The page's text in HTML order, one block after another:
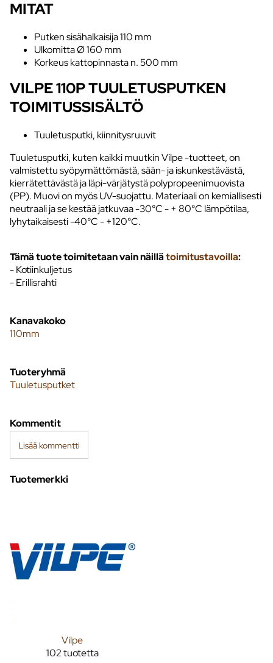
MITAT
Putken sisähalkaisija 110 mm
Ulkomitta Ø 160 mm
Korkeus kattopinnasta n. 500 mm
VILPE 110P TUULETUSPUTKEN
TOIMITUSSISÄLTÖ
Tuuletusputki, kiinnitysruuvit
Tuuletusputki, kuten kaikki muutkin Vilpe -tuotteet, on
valmistettu syöpymättömästä, sään- ja iskunkestävästä,
kierrätettävästä ja läpi-värjätystä polypropeenimuovista
(PP). Muovi on myös UV-suojattu. Materiaali on kemiallisesti
neutraali ja se kestää jatkuvaa -30°C - + 80°C lämpötilaa,
lyhytaikaisesti -40°C - +120°C.
Tämä tuote toimitetaan vain näillätoimitustavoilla:
- Kotiinkuljetus
- Erillisrahti
Kanavakoko
110mm
Tuoteryhmä
Tuuletusputket
Kommentit
Lisää kommentti
Tuotemerkki
Vilpe
102 tuotetta